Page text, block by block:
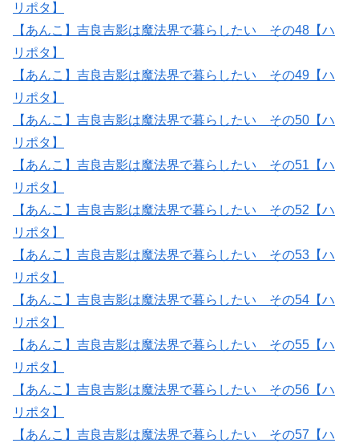
リポタ】
【あんこ】吉良吉影は魔法界で暮らしたい その48【ハ
リポタ】
【あんこ】吉良吉影は魔法界で暮らしたい その49【ハ
リポタ】
【あんこ】吉良吉影は魔法界で暮らしたい その50【ハ
リポタ】
【あんこ】吉良吉影は魔法界で暮らしたい その51【ハ
リポタ】
【あんこ】吉良吉影は魔法界で暮らしたい その52【ハ
リポタ】
【あんこ】吉良吉影は魔法界で暮らしたい その53【ハ
リポタ】
【あんこ】吉良吉影は魔法界で暮らしたい その54【ハ
リポタ】
【あんこ】吉良吉影は魔法界で暮らしたい その55【ハ
リポタ】
【あんこ】吉良吉影は魔法界で暮らしたい その56【ハ
リポタ】
【あんこ】吉良吉影は魔法界で暮らしたい その57【ハ